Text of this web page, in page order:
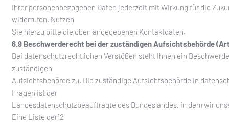
Ihrer personenbezogenen Daten jederzeit mit Wirkung für die
widerrufen. Nutzen
Sie hierzu bitte die oben angegebenen Kontaktdaten.
6.9 Beschwerderecht bei der zuständigen Aufsichtsbehörde (Art.
Bei datenschutzrechtlichen Verstößen steht Ihnen ein
zuständigen
Aufsichtsbehörde zu. Die zuständige Aufsichtsbehörde in
Fragen ist der
Landesdatenschutzbeauftragte des Bundeslandes, in dem wir
Eine Liste der12